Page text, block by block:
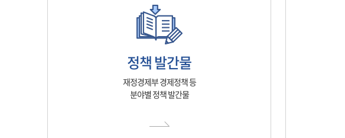
정책 발간물
재정경제부 경제정책 등
분야별 정책 발간물